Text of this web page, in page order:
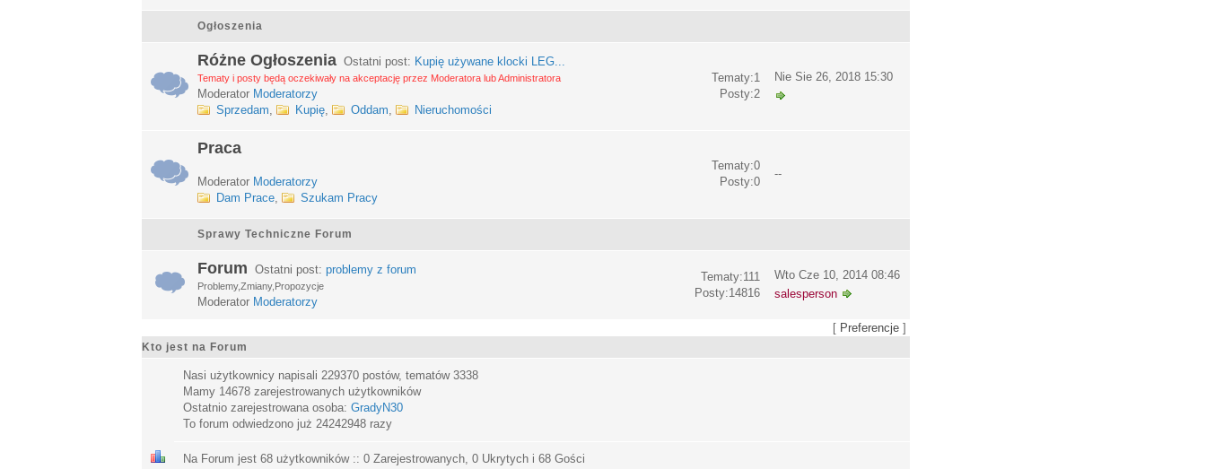
Ogłoszenia
Różne Ogłoszenia Ostatni post: Kupię używane klocki LEG...
Tematy i posty będą oczekiwały na akceptację przez Moderatora lub Administratora
Moderator Moderatorzy
Sprzedam, Kupię, Oddam, Nieruchomości
Tematy:1
Posty:2
Nie Sie 26, 2018 15:30
Praca
Moderator Moderatorzy
Dam Prace, Szukam Pracy
Tematy:0
Posty:0
--
Sprawy Techniczne Forum
Forum Ostatni post: problemy z forum
Problemy,Zmiany,Propozycje
Moderator Moderatorzy
Tematy:111
Posty:14816
Wto Cze 10, 2014 08:46
salesperson
[ Preferencje ]
Kto jest na Forum
Nasi użytkownicy napisali 229370 postów, tematów 3338
Mamy 14678 zarejestrowanych użytkowników
Ostatnio zarejestrowana osoba: GradyN30
To forum odwiedzono już 24242948 razy
Na Forum jest 68 użytkowników :: 0 Zarejestrowanych, 0 Ukrytych i 68 Gości